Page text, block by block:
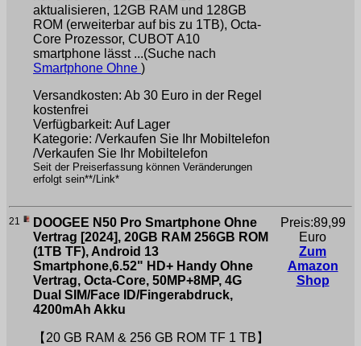
aktualisieren, 12GB RAM und 128GB
ROM (erweiterbar auf bis zu 1TB), Octa-
Core Prozessor, CUBOT A10
smartphone lässt ...(Suche nach
Smartphone Ohne )
Versandkosten: Ab 30 Euro in der Regel
kostenfrei
Verfügbarkeit: Auf Lager
Kategorie: /Verkaufen Sie Ihr Mobiltelefon
/Verkaufen Sie Ihr Mobiltelefon
Seit der Preiserfassung können Veränderungen
erfolgt sein**/Link*
21
DOOGEE N50 Pro Smartphone Ohne
Vertrag [2024], 20GB RAM 256GB ROM
(1TB TF), Android 13
Smartphone,6.52" HD+ Handy Ohne
Vertrag, Octa-Core, 50MP+8MP, 4G
Dual SIM/Face ID/Fingerabdruck,
4200mAh Akku
【20 GB RAM & 256 GB ROM TF 1 TB】
Preis:89,99
Euro
Zum
Amazon
Shop